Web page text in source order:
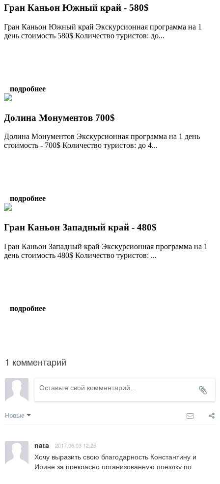
Гран Каньон Южный край - 580$
Гран Каньон Южный край Экскурсионная программа на 1
день стоимость 580$ Количество туристов: до...
подробнее
Долина Монументов 700$
Долина Монументов Экскурсионная программа на 1 день
стоимость - 700$ Количество туристов: до 4...
подробнее
Гран Каньон Западный край - 480$
Гран Каньон Западный край Экскурсионная программа на 1
день стоимость 480$ Количество туристов: ...
подробнее
1 комментарий
Новые
nata 2017.06.03 12:26
Хочу выразить свою благодарность Константину и
Ирине за прекрасно организованную поездку по